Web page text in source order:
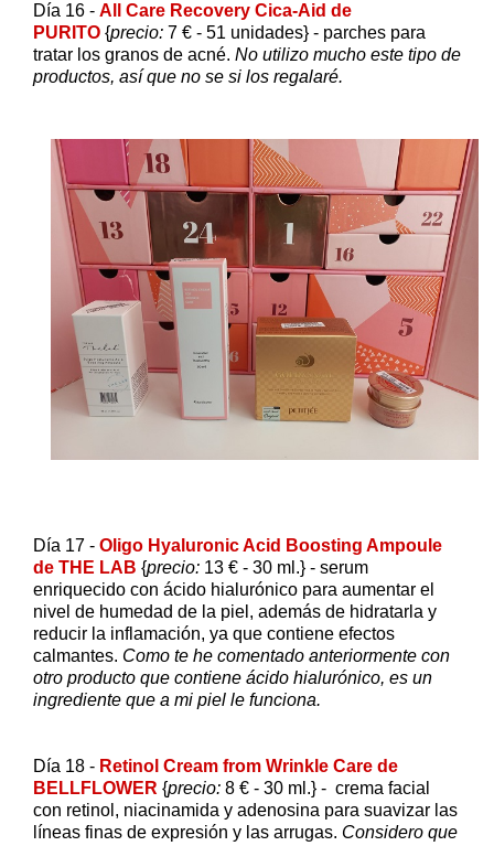
Día 16 - All Care Recovery Cica-Aid de
PURITO {precio: 7 € - 51 unidades} - parches para
tratar los granos de acné. No utilizo mucho este tipo de
productos, así que no se si los regalaré.
Día 17 - Oligo Hyaluronic Acid Boosting Ampoule
de THE LAB {precio: 13 € - 30 ml.} - serum
enriquecido con ácido hialurónico para aumentar el
nivel de humedad de la piel, además de hidratarla y
reducir la inflamación, ya que contiene efectos
calmantes. Como te he comentado anteriormente con
otro producto que contiene ácido hialurónico, es un
ingrediente que a mi piel le funciona.
Día 18 - Retinol Cream from Wrinkle Care de
BELLFLOWER {precio: 8 € - 30 ml.} - crema facial
con retinol, niacinamida y adenosina para suavizar las
líneas finas de expresión y las arrugas. Considero que